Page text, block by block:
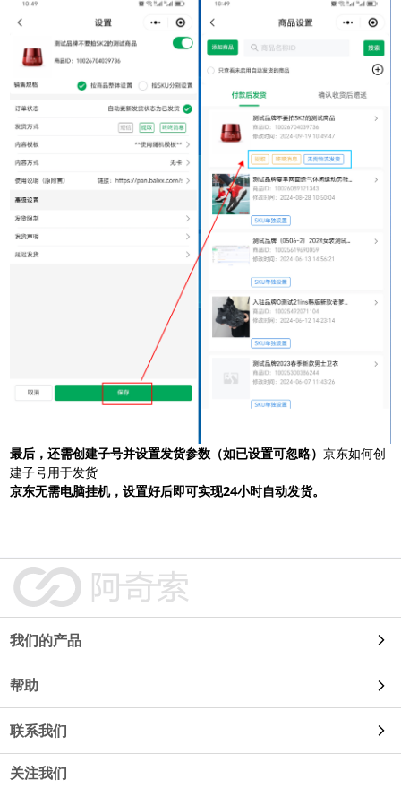
最后，还需创建子号并设置发货参数（如已设置可忽略） 京东如何创
建子号用于发货
京东无需电脑挂机，设置好后即可实现24小时自动发货。
我们的产品
自动发货
帮助
使用教程
联系我们
使用咨询
关注我们